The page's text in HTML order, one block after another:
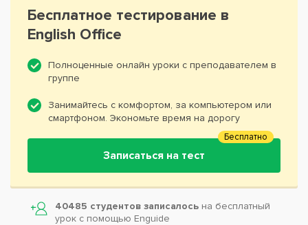
Бесплатное тестирование в
English Office
Полноценные онлайн уроки с преподавателем в
группе
Занимайтесь с комфортом, за компьютером или
смартфоном. Экономьте время на дорогу
Записаться на тест
Бесплатно
40485 студентов записалось на бесплатный
урок с помощью Enguide